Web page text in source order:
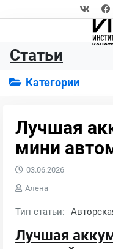
Статьи
Категории
Лучшая
мини
03.06.2026
Алена
Тип статьи:
Лучшая